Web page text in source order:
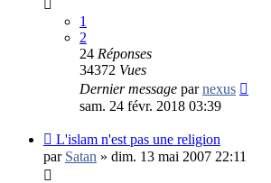
1
2
24 Réponses
34372 Vues
Dernier message parnexus
sam. 24 févr. 2018 03:39
L'islam n'est pas une religion
par Satan » dim. 13 mai 2007 22:11